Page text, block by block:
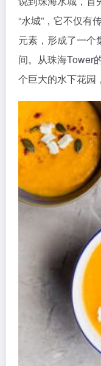
“水城”，它不仅有
元素，形成了一个
间。从珠海Tower
个巨大的水下花园